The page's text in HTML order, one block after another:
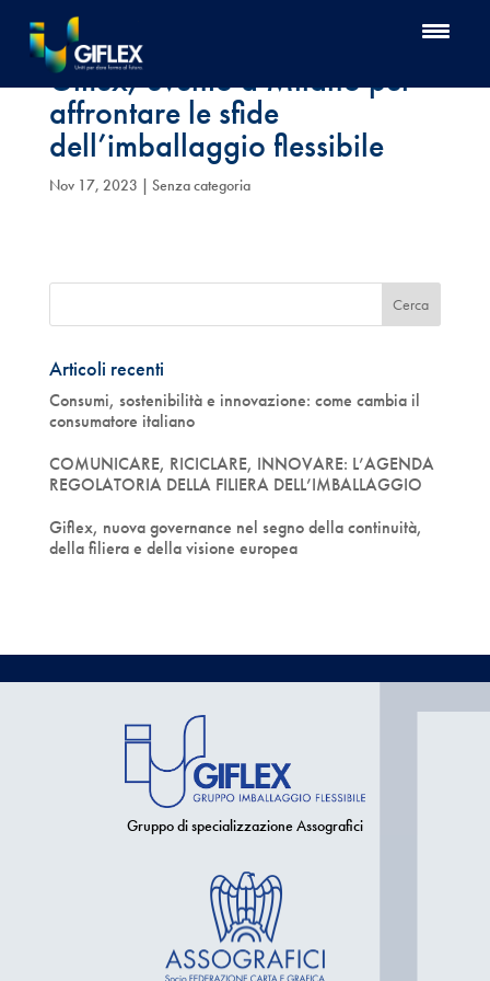
Giflex, evento a Milano per
affrontare le sfide
dell’imballaggio flessibile
Nov 17, 2023 | Senza categoria
Articoli recenti
Consumi, sostenibilità e innovazione: come cambia il
consumatore italiano
COMUNICARE, RICICLARE, INNOVARE: L’AGENDA
REGOLATORIA DELLA FILIERA DELL’IMBALLAGGIO
Giflex, nuova governance nel segno della continuità,
della filiera e della visione europea
Gruppo di specializzazione Assografici